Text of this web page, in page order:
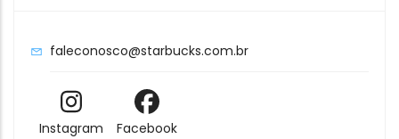
faleconosco@starbucks.com.br
Instagram Facebook